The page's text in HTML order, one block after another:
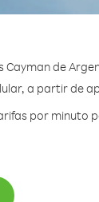
Cayman de
a partir de
por minuto